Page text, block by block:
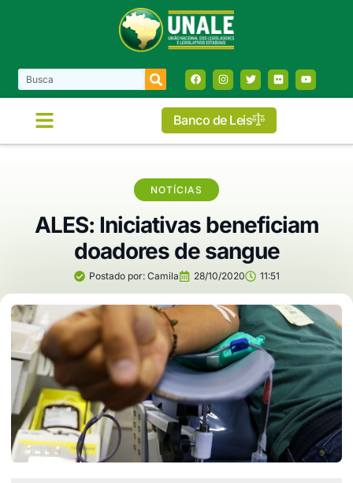
Banco de Leis
NOTÍCIAS
ALES: Iniciativas beneficiam
doadores de sangue
Postado por:Camila 28/10/2020 11:51